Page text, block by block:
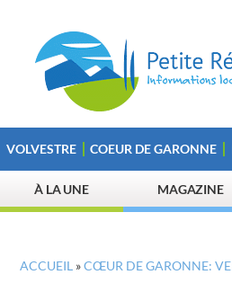
VOLVESTRE COEUR DE GARONNE
À LA UNE MAGAZINE
ACCUEIL »CŒUR DE GARONNE: